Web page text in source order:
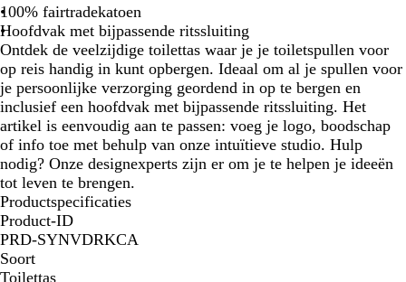
g
e
100% fairtradekatoen
Hoofdvak met bijpassende ritssluiting
Ontdek de veelzijdige toilettas waar je je toiletspullen voor
op reis handig in kunt opbergen. Ideaal om al je spullen voor
je persoonlijke verzorging geordend in op te bergen en
inclusief een hoofdvak met bijpassende ritssluiting. Het
artikel is eenvoudig aan te passen: voeg je logo, boodschap
of info toe met behulp van onze intuïtieve studio. Hulp
nodig? Onze designexperts zijn er om je te helpen je ideeën
tot leven te brengen.
Productspecificaties
Product-ID
PRD-SYNVDRKCA
Soort
Toilettas